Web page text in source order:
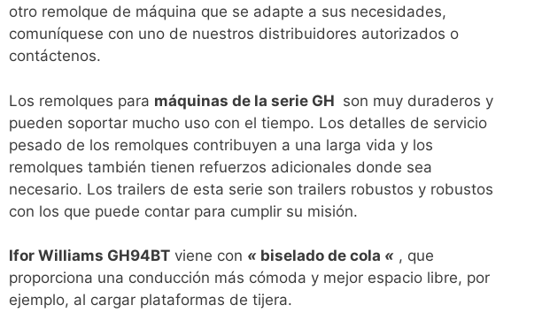
otro remolque de máquina que se adapte a sus necesidades,
comuníquese con uno de nuestros distribuidores autorizados o
contáctenos.
Los remolques para máquinas de la serie GH son muy duraderos y
pueden soportar mucho uso con el tiempo. Los detalles de servicio
pesado de los remolques contribuyen a una larga vida y los
remolques también tienen refuerzos adicionales donde sea
necesario. Los trailers de esta serie son trailers robustos y robustos
con los que puede contar para cumplir su misión.
Ifor Williams GH94BT viene con « biselado de cola « , que
proporciona una conducción más cómoda y mejor espacio libre, por
ejemplo, al cargar plataformas de tijera.